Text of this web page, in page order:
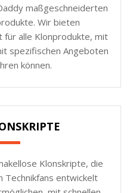
maßgeschneiderten
Wir bieten
für alle Klonprodukte, mit
spezifischen Angeboten
können.
Klonskripte, die
Technikfans entwickelt